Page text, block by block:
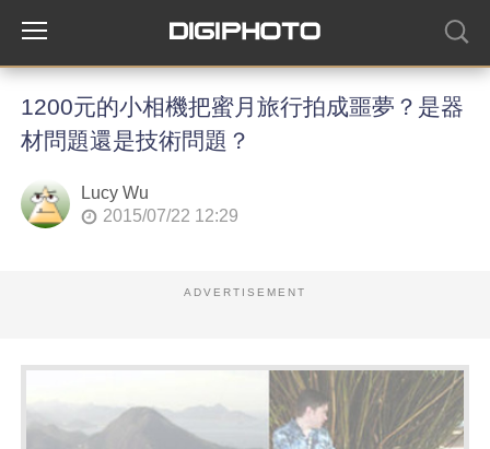
1200元的小相機把蜜月旅行拍成噩夢？是器
材問題還是技術問題？
Lucy Wu
2015/07/22 12:29
ADVERTISEMENT